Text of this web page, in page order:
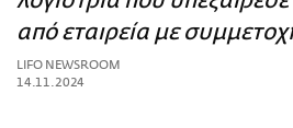
ΑΜΠΑ
PRINT
από εταιρεία με
LIFO NEWSROOM
14.11.2024